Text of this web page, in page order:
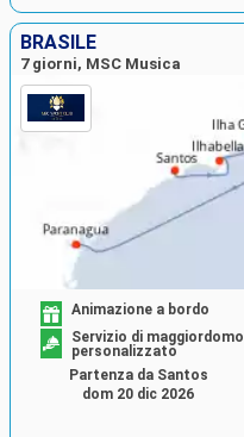
BRASILE
7 giorni, MSC Musica
Animazione a bordo
Servizio di maggiordomo
personalizzato
Partenza da Santos
dom 20 dic 2026